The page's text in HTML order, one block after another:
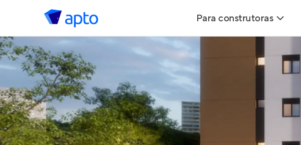
Para construtoras
Geração de Leads
Geração de Vendas